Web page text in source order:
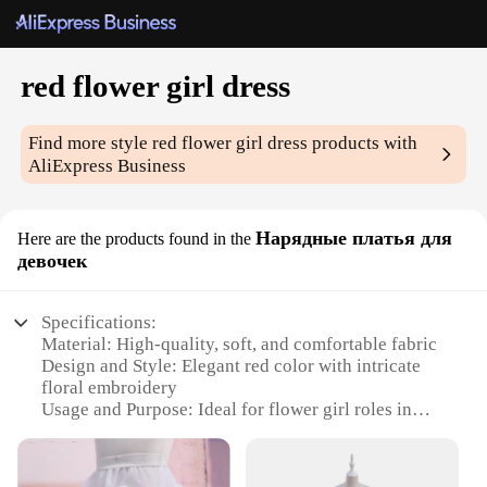
red flower girl dress
Find more stylered flower girl dress products with
AliExpress Business
Here are the products found in the Нарядные платья для
девочек
Specifications:
Material: High-quality, soft, and comfortable fabric
Design and Style: Elegant red color with intricate
floral embroidery
Usage and Purpose: Ideal for flower girl roles in
Shape and Size: Available in a range of sizes to fit
little girls perfectly